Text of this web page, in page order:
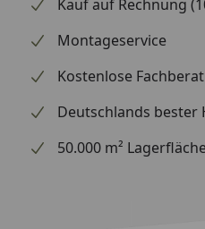
Kauf auf Rechnung
Montageservice
Kostenlose
Deutschlands bester
50.000 m²